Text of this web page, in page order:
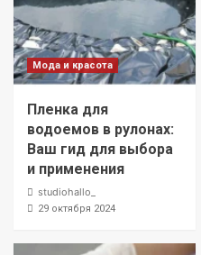
Мода и красота
Пленка для
водоемов в рулонах:
Ваш гид для выбора
и применения
studiohallo_
29 октября 2024